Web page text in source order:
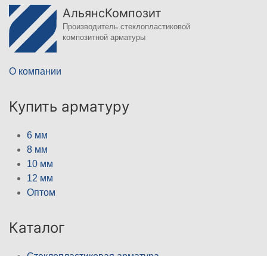
АльянсКомпозит
Производитель стеклопластиковой
композитной арматуры
О компании
Купить арматуру
6 мм
8 мм
10 мм
12 мм
Оптом
Каталог